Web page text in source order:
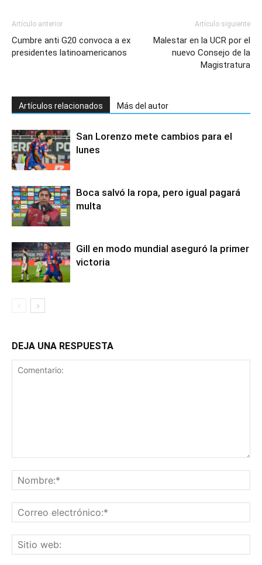
Artículo anterior
Cumbre anti G20 convoca a ex
presidentes latinoamericanos
Artículo siguiente
Malestar en la UCR por el
nuevo Consejo de la
Magistratura
Artículos relacionados Más del autor
San Lorenzo mete cambios para el
lunes
Boca salvó la ropa, pero igual pagará
multa
Gill en modo mundial aseguró la primer
victoria
DEJA UNA RESPUESTA